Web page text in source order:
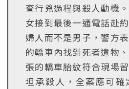
查行兇過程與殺人動機
女接到最後一通電話赴
婦人而不是男子，警方
的轎車內找到死者遺物
張的轎車胎紋符合現場
坦承殺人，全案應可確